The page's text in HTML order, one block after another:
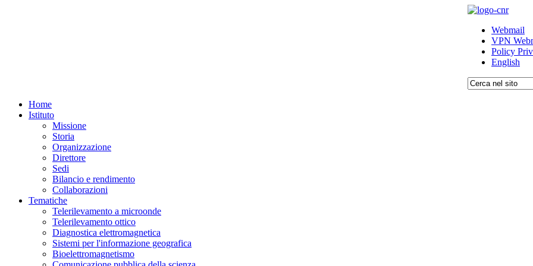
Webmail
VPN
Policy
English
Home
Istituto
Missione
Storia
Organizzazione
Direttore
Sedi
Bilancio e rendimento
Collaborazioni
Tematiche
Telerilevamento a microonde
Telerilevamento ottico
Diagnostica elettromagnetica
Sistemi per l'informazione geografica
Bioelettromagnetismo